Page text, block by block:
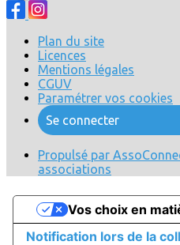
Plan du site
Licences
Mentions légales
CGUV
Paramétrer vos cookies
Se connecter
Propulsé par
associations
Notification lors de la
Vos choix en